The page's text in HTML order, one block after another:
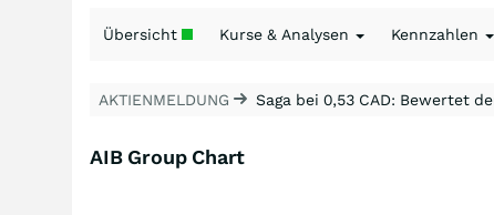
Übersicht Kurse & Analysen Kennzahlen
AKTIENMELDUNG Saga bei 0,53 CAD: Bewertet
AIB Group Chart